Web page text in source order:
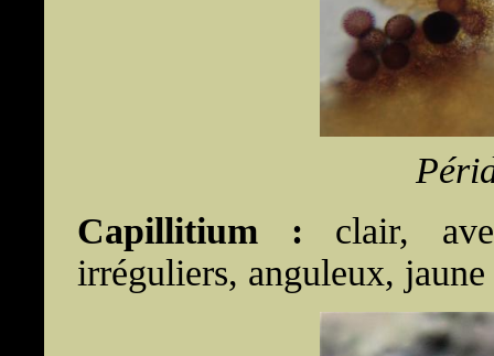
Capillitium : clair,
irréguliers, anguleux,